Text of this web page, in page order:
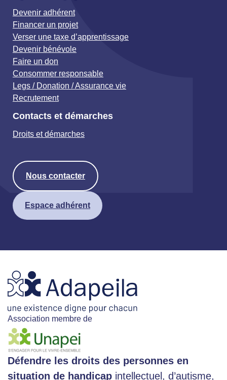
Devenir adhérent
Financer un projet
Verser une taxe d’apprentissage
Devenir bénévole
Faire un don
Consommer responsable
Legs / Donation / Assurance vie
Recrutement
Contacts et démarches
Droits et démarches
Nous contacter
Espace adhérent
Association membre de
Défendre les droits des personnes en
situation de handicap intellectuel, d’autisme,